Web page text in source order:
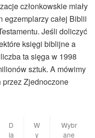
członkowskie miały
egzemplarzy całej Biblii
Jeśli doliczyć
księgi biblijne a
ta sięga w 1998
sztuk. A mówimy
Zjednoczone
D
la
W
y
Wybr
ane